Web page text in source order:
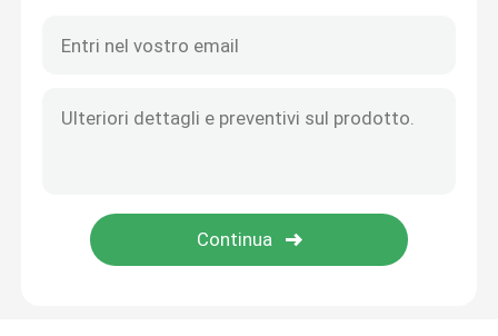
Softgels masticabile